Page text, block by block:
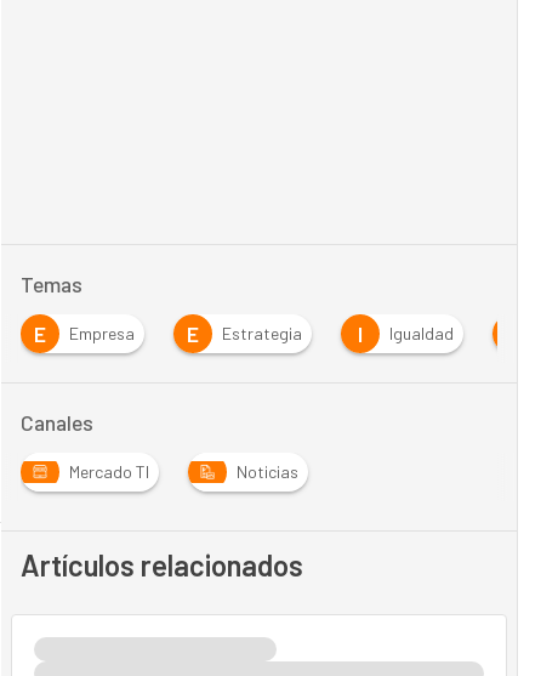
Temas
E Empresa E Estrategia I Igualdad
Canales
Mercado TI Noticias
Artículos relacionados